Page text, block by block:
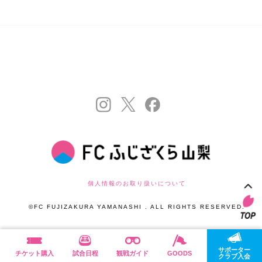
個人情報のお取り扱いについて
©FC FUJIZAKURA YAMANASHI . ALL RIGHTS RESERVED.
チケット購入 試合日程 観戦ガイド GOODS
サポーター
クラブ入会